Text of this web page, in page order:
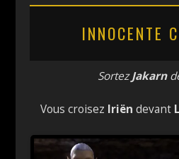
INNOCENTE
SortezJakarn
Vous croisez Iriëndevant